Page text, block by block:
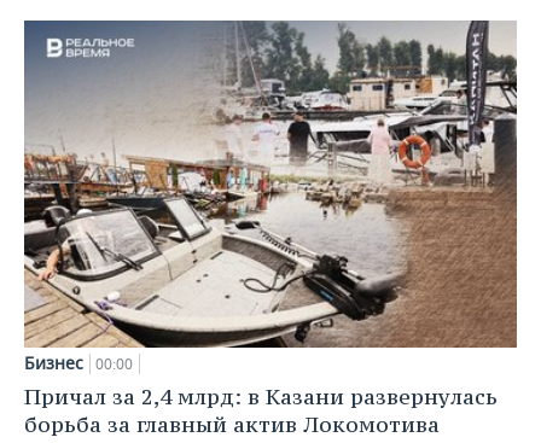
Бизнес 00:00
Причал за 2,4 млрд: в Казани развернулась
борьба за главный актив Локомотива